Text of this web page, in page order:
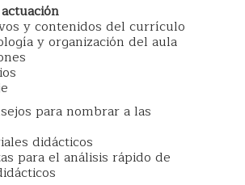
y contenidos del currículo
y organización del aula
para nombrar a las
didácticos
para el análisis rápido de